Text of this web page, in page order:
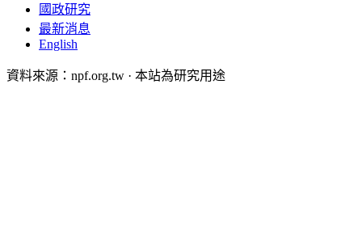
國政研究
最新消息
English
資料來源：npf.org.tw · 本站為研究用途